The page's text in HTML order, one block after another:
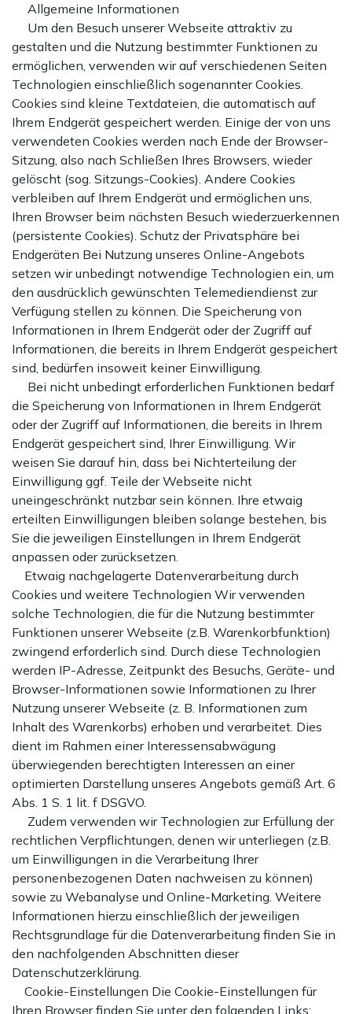
Allgemeine Informationen
Um den Besuch unserer Webseite attraktiv zu
gestalten und die Nutzung bestimmter Funktionen zu
ermöglichen, verwenden wir auf verschiedenen Seiten
Technologien einschließlich sogenannter Cookies.
Cookies sind kleine Textdateien, die automatisch auf
Ihrem Endgerät gespeichert werden. Einige der von uns
verwendeten Cookies werden nach Ende der Browser-
Sitzung, also nach Schließen Ihres Browsers, wieder
gelöscht (sog. Sitzungs-Cookies). Andere Cookies
verbleiben auf Ihrem Endgerät und ermöglichen uns,
Ihren Browser beim nächsten Besuch wiederzuerkennen
(persistente Cookies). Schutz der Privatsphäre bei
Endgeräten Bei Nutzung unseres Online-Angebots
setzen wir unbedingt notwendige Technologien ein, um
den ausdrücklich gewünschten Telemediendienst zur
Verfügung stellen zu können. Die Speicherung von
Informationen in Ihrem Endgerät oder der Zugriff auf
Informationen, die bereits in Ihrem Endgerät gespeichert
sind, bedürfen insoweit keiner Einwilligung.
Bei nicht unbedingt erforderlichen Funktionen bedarf
die Speicherung von Informationen in Ihrem Endgerät
oder der Zugriff auf Informationen, die bereits in Ihrem
Endgerät gespeichert sind, Ihrer Einwilligung. Wir
weisen Sie darauf hin, dass bei Nichterteilung der
Einwilligung ggf. Teile der Webseite nicht
uneingeschränkt nutzbar sein können. Ihre etwaig
erteilten Einwilligungen bleiben solange bestehen, bis
Sie die jeweiligen Einstellungen in Ihrem Endgerät
anpassen oder zurücksetzen.
Etwaig nachgelagerte Datenverarbeitung durch
Cookies und weitere Technologien Wir verwenden
solche Technologien, die für die Nutzung bestimmter
Funktionen unserer Webseite (z.B. Warenkorbfunktion)
zwingend erforderlich sind. Durch diese Technologien
werden IP-Adresse, Zeitpunkt des Besuchs, Geräte- und
Browser-Informationen sowie Informationen zu Ihrer
Nutzung unserer Webseite (z. B. Informationen zum
Inhalt des Warenkorbs) erhoben und verarbeitet. Dies
dient im Rahmen einer Interessensabwägung
überwiegenden berechtigten Interessen an einer
optimierten Darstellung unseres Angebots gemäß Art. 6
Abs. 1 S. 1 lit. f DSGVO.
Zudem verwenden wir Technologien zur Erfüllung der
rechtlichen Verpflichtungen, denen wir unterliegen (z.B.
um Einwilligungen in die Verarbeitung Ihrer
personenbezogenen Daten nachweisen zu können)
sowie zu Webanalyse und Online-Marketing. Weitere
Informationen hierzu einschließlich der jeweiligen
Rechtsgrundlage für die Datenverarbeitung finden Sie in
den nachfolgenden Abschnitten dieser
Datenschutzerklärung.
Cookie-Einstellungen Die Cookie-Einstellungen für
Ihren Browser finden Sie unter den folgenden Links: